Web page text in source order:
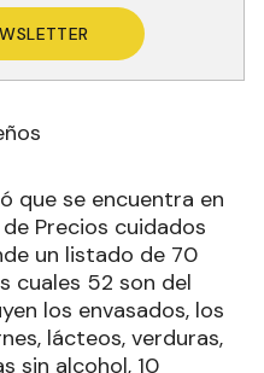
que se encuentra en
Precios cuidados
un listado de 70
cuales 52 son del
los envasados, los
lácteos, verduras,
sin alcohol, 10